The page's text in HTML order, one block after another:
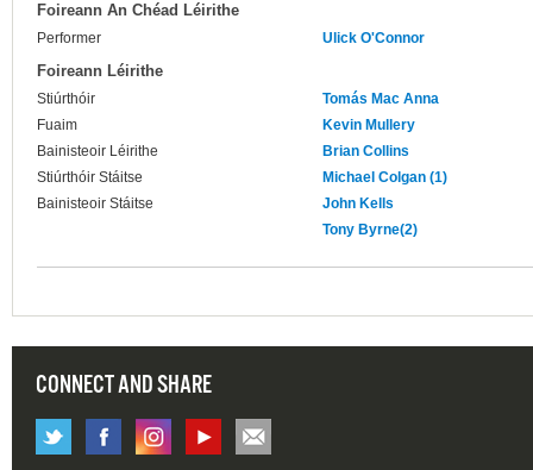
Foireann An Chéad Léirithe
Performer Ulick O'Connor
Foireann Léirithe
Stiúrthóir
Tomás Mac Anna
Fuaim
Kevin Mullery
Bainisteoir Léirithe
Brian Collins
Stiúrthóir Stáitse
Michael Colgan (1)
Bainisteoir Stáitse
John Kells
Tony Byrne(2)
CONNECT AND SHARE